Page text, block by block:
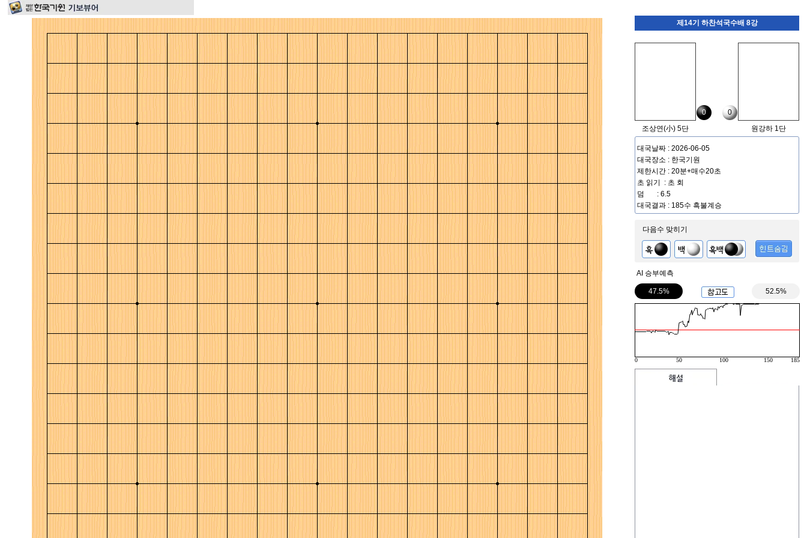
제14기 하찬석국수배 8강
0
0
조상연(小) 5단
원강하 1단
대국날짜 : 2026-06-05
대국장소 : 한국기원
제한시간 : 20분+매수20초
초 읽기 : 초 회
덤 : 6.5
대국결과 : 185수 흑불계승
다음수 맞히기
AI 승부예측
47.5% 52.5%